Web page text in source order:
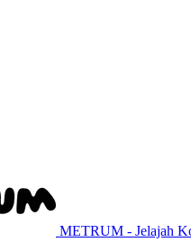
METRUM - Jelajah